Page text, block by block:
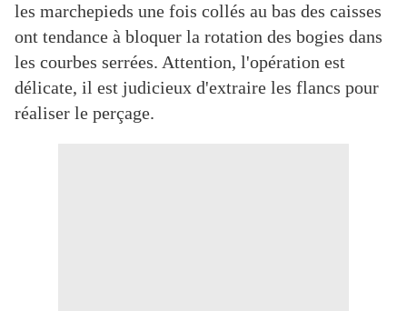
les marchepieds une fois collés au bas des caisses
ont tendance à bloquer la rotation des bogies dans
les courbes serrées. Attention, l'opération est
délicate, il est judicieux d'extraire les flancs pour
réaliser le perçage.